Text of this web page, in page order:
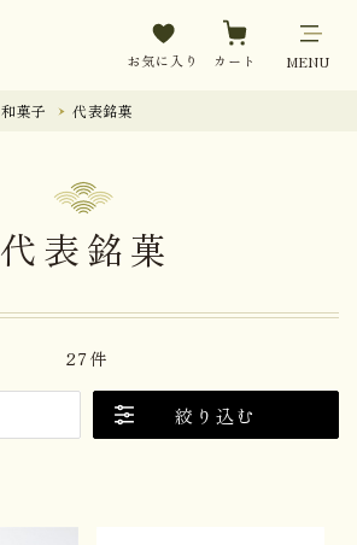
お気に入り カート MENU
和菓子 代表銘菓
代表銘菓
27件
絞り込む